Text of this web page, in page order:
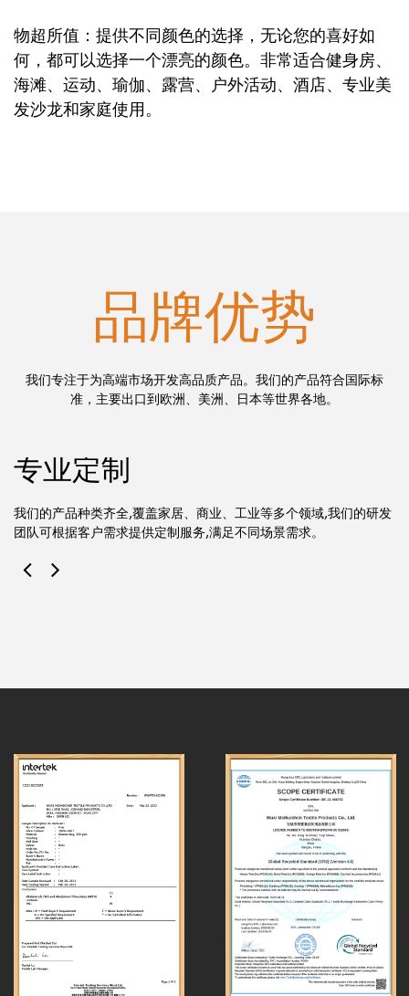
物超所值：提供不同颜色的选择，无论您的喜好如
何，都可以选择一个漂亮的颜色。非常适合健身房、
海滩、运动、瑜伽、露营、户外活动、酒店、专业美
发沙龙和家庭使用。
品牌优势
我们专注于为高端市场开发高品质产品。我们的产品符合国际标
准，主要出口到欧洲、美洲、日本等世界各地。
专业定制
我们的产品种类齐全,覆盖家居、商业、工业等多个领域,我们的研发
团队可根据客户需求提供定制服务,满足不同场景需求。